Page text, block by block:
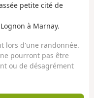
petite cité de
à Marnay.
lors d'une randonnée.
pourront pas être
ou de désagrément